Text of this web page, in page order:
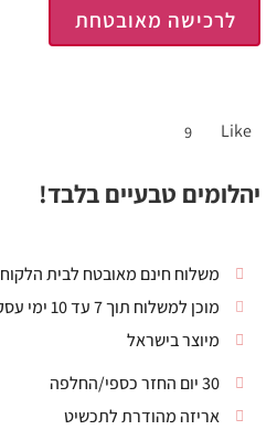
לרכישה מאובטחת
Like
9
יהלומים טבעיים בלבד!
משלוח חינם מאובטח לבית הלקוח
מוכן למשלוח תוך 7 עד 10 ימי עסקים
מיוצר בישראל
30 יום החזר כספי/החלפה
אריזה מהודרת לתכשיט